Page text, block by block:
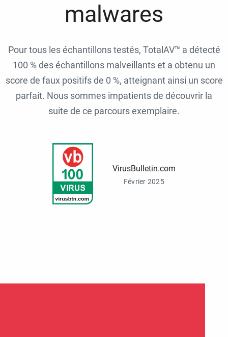
malwares
Pour tous les échantillons testés, TotalAV™ a détecté
100 % des échantillons malveillants et a obtenu un
score de faux positifs de 0 %, atteignant ainsi un score
parfait. Nous sommes impatients de découvrir la
suite de ce parcours exemplaire.
VirusBulletin.com
Février 2025